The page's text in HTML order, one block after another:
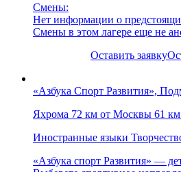
Смены:
Нет информации о
Смены в этом лагере еще не
Оставить заявку
«Азбука Спорт Развития»,
Яхрома 72 км от Москвы 61
Иностранные языки
«Азбука спорт Развития» —